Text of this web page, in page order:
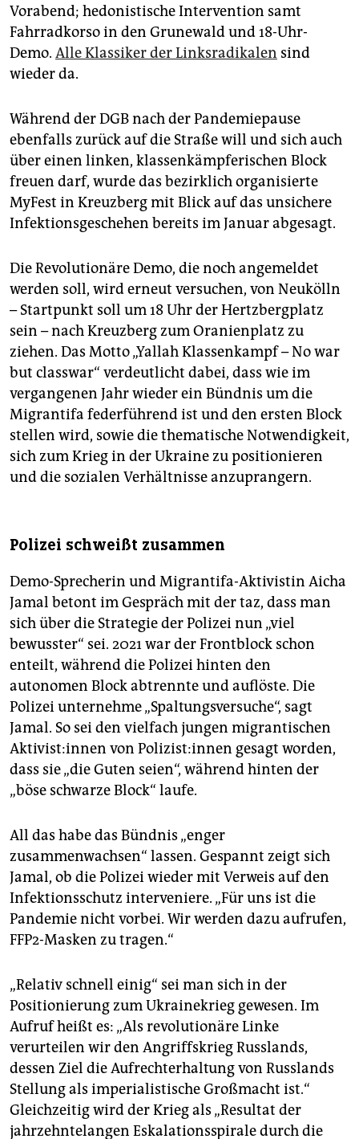
Vorabend; hedonistische Intervention samt
Fahrradkorso in den Grunewald und 18-Uhr-
Demo. Alle Klassiker der Linksradikalen sind
wieder da.
Während der DGB nach der Pandemiepause
ebenfalls zurück auf die Straße will und sich auch
über einen linken, klassenkämpferischen Block
freuen darf, wurde das bezirklich organisierte
MyFest in Kreuzberg mit Blick auf das unsichere
Infektionsgeschehen bereits im Januar abgesagt.
Die Revolutionäre Demo, die noch angemeldet
werden soll, wird erneut versuchen, von Neukölln
– Startpunkt soll um 18 Uhr der Hertzbergplatz
sein – nach Kreuzberg zum Oranienplatz zu
ziehen. Das Motto „Yallah Klassenkampf – No war
but classwar“ verdeutlicht dabei, dass wie im
vergangenen Jahr wieder ein Bündnis um die
Migrantifa federführend ist und den ersten Block
stellen wird, sowie die thematische Notwendigkeit,
sich zum Krieg in der Ukraine zu positionieren
und die sozialen Verhältnisse anzuprangern.
Polizei schweißt zusammen
Demo-Sprecherin und Migrantifa-Aktivistin Aicha
Jamal betont im Gespräch mit der taz, dass man
sich über die Strategie der Polizei nun „viel
bewusster“ sei. 2021 war der Frontblock schon
enteilt, während die Polizei hinten den
autonomen Block abtrennte und auflöste. Die
Polizei unternehme „Spaltungsversuche“, sagt
Jamal. So sei den vielfach jungen migrantischen
Ak­ti­vis­t:in­nen von Po­li­zis­t:in­nen gesagt worden,
dass sie „die Guten seien“, während hinten der
„böse schwarze Block“ laufe.
All das habe das Bündnis „enger
zusammenwachsen“ lassen. Gespannt zeigt sich
Jamal, ob die Polizei wieder mit Verweis auf den
Infektionsschutz interveniere. „Für uns ist die
Pandemie nicht vorbei. Wir werden dazu aufrufen,
FFP2-Masken zu tragen.“
„Relativ schnell einig“ sei man sich in der
Positionierung zum Ukrainekrieg gewesen. Im
Aufruf heißt es: „Als revolutionäre Linke
verurteilen wir den Angriffskrieg Russlands,
dessen Ziel die Aufrechterhaltung von Russlands
Stellung als imperialistische Großmacht ist.“
Gleichzeitig wird der Krieg als „Resultat der
jahrzehntelangen Eskalationsspirale durch die